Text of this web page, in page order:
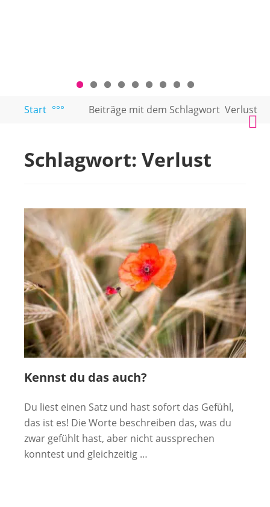
PAARTEXT
Coaching
und
Paare
Start °°° Beiträge mit dem Schlagwort Verlust
Schlagwort: Verlust
Kennst du das auch?
Du liest einen Satz und hast sofort das Gefühl,
das ist es! Die Worte beschreiben das, was du
zwar gefühlt hast, aber nicht aussprechen
konntest und gleichzeitig …